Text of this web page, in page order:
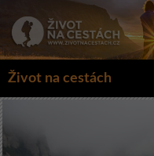
obsahu
Život na cestách
Hledat